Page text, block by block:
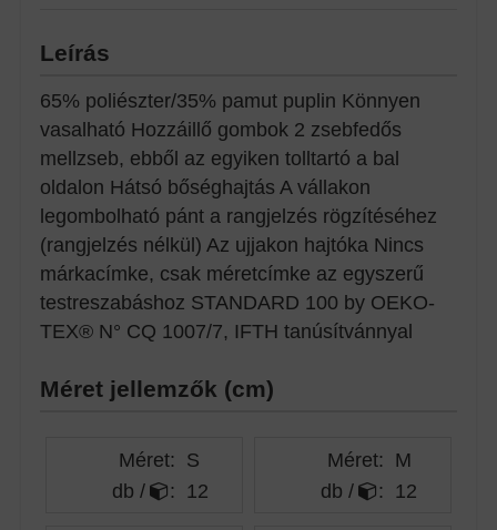
Leírás
65% poliészter/35% pamut puplin Könnyen
vasalható Hozzáillő gombok 2 zsebfedős
mellzseb, ebből az egyiken tolltartó a bal
oldalon Hátsó bőséghajtás A vállakon
legombolható pánt a rangjelzés rögzítéséhez
(rangjelzés nélkül) Az ujjakon hajtóka Nincs
márkacímke, csak méretcímke az egyszerű
testreszabáshoz STANDARD 100 by OEKO-
TEX® N° CQ 1007/7, IFTH tanúsítvánnyal
Méret jellemzők (cm)
Méret: S
db /
: 12
Méret: M
db /
: 12